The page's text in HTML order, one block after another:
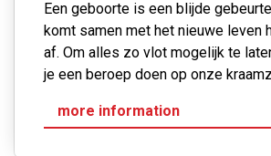
Een geboorte is een blijde
komt samen met het nieuwe leven
af. Om alles zo vlot mogelijk te
je een beroep doen op onze
more information